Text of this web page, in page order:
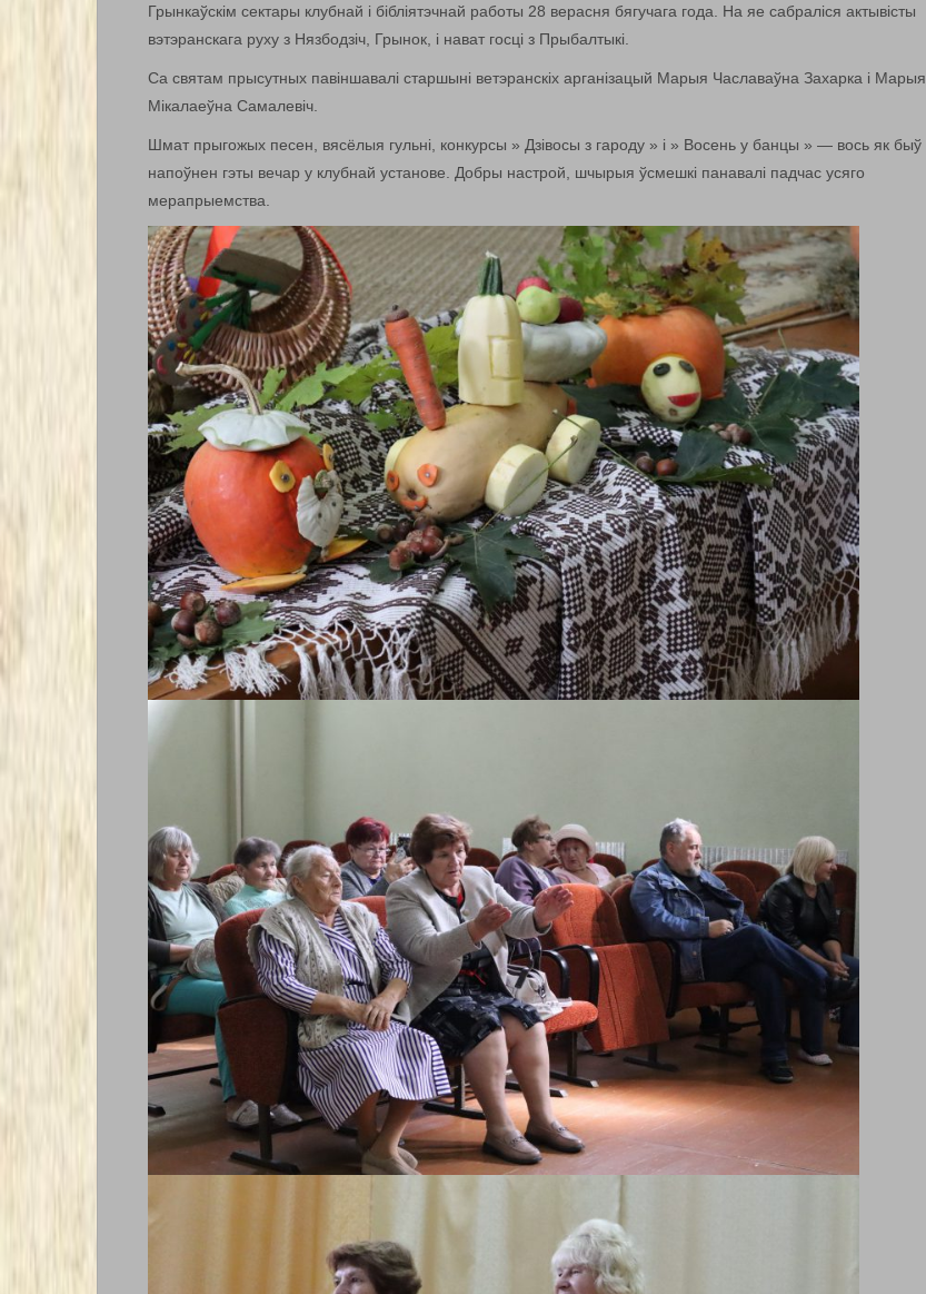
Грынкаўскім сектары клубнай і бібліятэчнай работы 28 верасня бягучага года. На яе сабраліся актывісты
вэтэранскага руху з Нязбодзіч, Грынок, і нават госці з Прыбалтыкі.
Са святам прысутных павіншавалі старшыні ветэранскіх арганізацый Марыя Чаславаўна Захарка і Марыя
Мікалаеўна Самалевіч.
Шмат прыгожых песен, вясёлыя гульні, конкурсы » Дзівосы з гароду » і » Восень у банцы » — вось як быў
напоўнен гэты вечар у клубнай установе. Добры настрой, шчырыя ўсмешкі панавалі падчас усяго
мерапрыемства.